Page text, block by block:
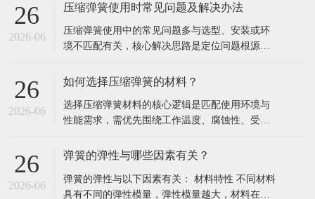
26
2026-06
压缩弹簧使用时常见问题及解决办法
压缩弹簧使用中的常见问题多与选型、安装或环
境不匹配有关，核心解决思路是定位问题根源
换。以下是高频问题的具体分析及方案： 一、弹
受极限或疲劳失效导致。 可能原因： 实际工作载
荷远超弹簧额定载荷，导致
26
2026-06
如何选择压缩弹簧的材料？
选择压缩弹簧材料的核心逻辑是匹配使用环境与
性能需求，需优先围绕工作温度、腐蚀性、受力
一、明确 3 个核心选择维度 这是材料选型的基
温度直接影响材料的弹性保持能力，超过耐受范
围会导致弹簧永久变形或断裂。 常温场景
26
2026-06
弹簧的弹性与哪些因素有关？
弹簧的弹性与以下因素有关： 材料特性 不同材料
具有不同的弹性模量，弹性模量越大，材料在相